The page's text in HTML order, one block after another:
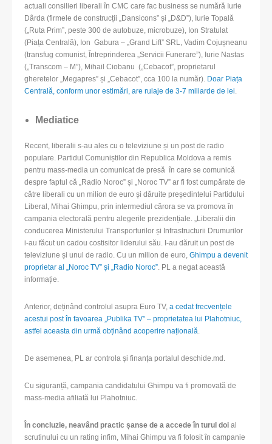
actuali consilieri liberali în CMC care fac business se numără Iurie
Dârda (firmele de construcții „Dansicons” și „D&D”), Iurie Topală
(„Ruta Prim”, peste 300 de autobuze, microbuze), Ion Stratulat
(Piața Centrală), Ion Gabura – „Grand Lift” SRL, Vadim Cojușneanu
(transfug comunist, Întreprinderea „Servicii Funerare”), Iurie Nastas
(„Transcom – M”), Mihail Ciobanu („Cebacot”, proprietarul
gheretelor „Меgapres” și „Cebacot”, cca 100 la număr). Doar Piața
Centrală, conform unor estimări, are rulaje de 3-7 miliarde de lei
Mediatice
Recent, liberalii s-au ales cu o televiziune și un post de radio
populare. Partidul Comuniștilor din Republica Moldova a remis
pentru mass-media un comunicat de presă în care se comunică
despre faptul că „Radio Noroc” și „Noroc TV” ar fi fost cumpărate de
către liberali cu un milion de euro și dăruite președintelui Partidului
Liberal, Mihai Ghimpu, prin intermediul cărora se va promova în
campania electorală pentru alegerile prezidențiale. „Liberalii din
conducerea Ministerului Transporturilor și Infrastructurii Drumurilor
i-au făcut un cadou costisitor liderului său. I-au dăruit un post de
televiziune și unul de radio. Cu un milion de euro, Ghimpu a devenit
proprietar al „Noroc TV” și „Radio Noroc” . PL a negat această
informație.
Anterior, deținând controlul asupra Euro TV, a cedat frecvențele
acestui post în favoarea „Publika TV” – proprietatea lui Plahotniuc,
astfel aceasta din urmă obținând acoperire națională
De asemenea, PL ar controla și finanța portalul deschide.md.
Cu siguranță, campania candidatului Ghimpu va fi promovată de
mass-media afiliată lui Plahotniuc.
În concluzie, neavând practic șanse de a accede în turul doi al
scrutinului cu un rating infim, Mihai Ghimpu va fi folosit în campanie